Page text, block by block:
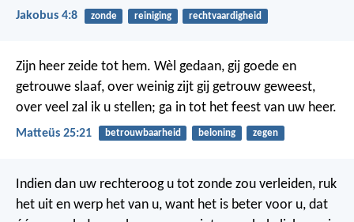
Jakobus 4:8 zonde reiniging rechtvaardigheid
Zijn heer zeide tot hem. Wèl gedaan, gij goede en
getrouwe slaaf, over weinig zijt gij getrouw geweest,
over veel zal ik u stellen; ga in tot het feest van uw heer.
Matteüs 25:21 betrouwbaarheid beloning zegen
Indien dan uw rechteroog u tot zonde zou verleiden, ruk
het uit en werp het van u, want het is beter voor u, dat